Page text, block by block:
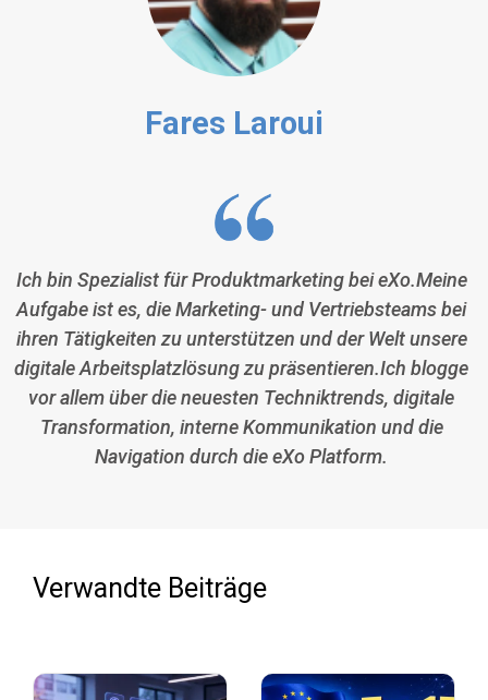
Fares Laroui
Ich bin Spezialist für Produktmarketing bei eXo.Meine
Aufgabe ist es, die Marketing- und Vertriebsteams bei
ihren Tätigkeiten zu unterstützen und der Welt unsere
digitale Arbeitsplatzlösung zu präsentieren.Ich blogge
vor allem über die neuesten Techniktrends, digitale
Transformation, interne Kommunikation und die
Navigation durch die eXo Platform.
Verwandte Beiträge